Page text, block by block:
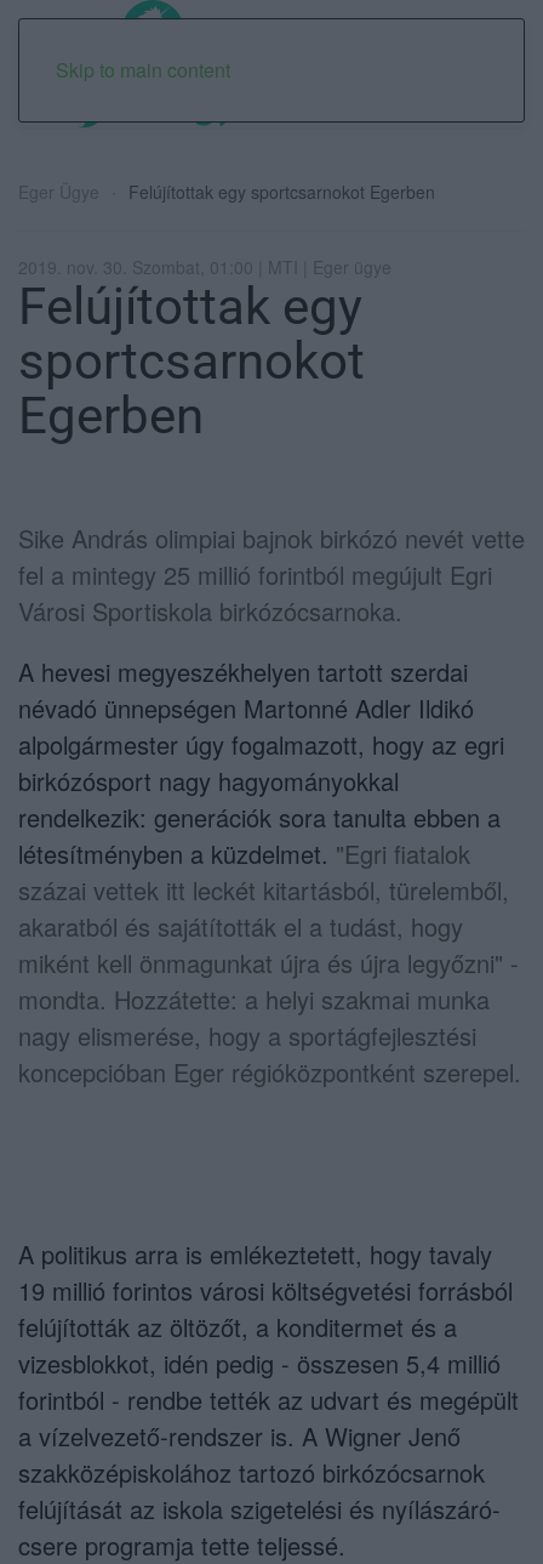
Skip to main content
Eger Ügye Felújítottak egy sportcsarnokot Egerben
2019. nov. 30. Szombat, 01:00 | MTI | Eger ügye
Felújítottak egy
sportcsarnokot
Egerben
Sike András olimpiai bajnok birkózó nevét vette
fel a mintegy 25 millió forintból megújult Egri
Városi Sportiskola birkózócsarnoka.
A hevesi megyeszékhelyen tartott szerdai
névadó ünnepségen Martonné Adler Ildikó
alpolgármester úgy fogalmazott, hogy az egri
birkózósport nagy hagyományokkal
rendelkezik: generációk sora tanulta ebben a
létesítményben a küzdelmet. "Egri fiatalok
százai vettek itt leckét kitartásból, türelemből,
akaratból és sajátították el a tudást, hogy
miként kell önmagunkat újra és újra legyőzni" -
mondta. Hozzátette: a helyi szakmai munka
nagy elismerése, hogy a sportágfejlesztési
koncepcióban Eger régióközpontként szerepel.
A politikus arra is emlékeztetett, hogy tavaly
19 millió forintos városi költségvetési forrásból
felújították az öltözőt, a konditermet és a
vizesblokkot, idén pedig - összesen 5,4 millió
forintból - rendbe tették az udvart és megépült
a vízelvezető-rendszer is. A Wigner Jenő
szakközépiskolához tartozó birkózócsarnok
felújítását az iskola szigetelési és nyílászáró-
csere programja tette teljessé.